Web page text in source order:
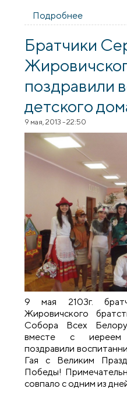
Подробнее
Собора
Братчики
поздравили
детского
9 мая, 2013 - 22:50
9 мая 2103г.
Жировичского
Собора Всех
вместе с иереем
поздравили
Гая с Великим
Победы!
совпало с одним из